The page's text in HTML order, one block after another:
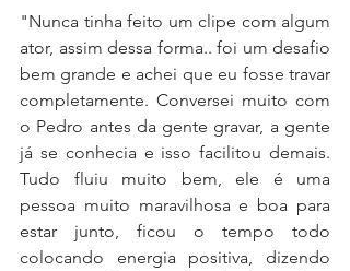
"Nunca tinha feito um clipe com algum
ator, assim dessa forma.. foi um desafio
bem grande e achei que eu fosse travar
completamente. Conversei muito com
o Pedro antes da gente gravar, a gente
já se conhecia e isso facilitou demais.
Tudo fluiu muito bem, ele é uma
pessoa muito maravilhosa e boa para
estar junto, ficou o tempo todo
colocando energia positiva, dizendo